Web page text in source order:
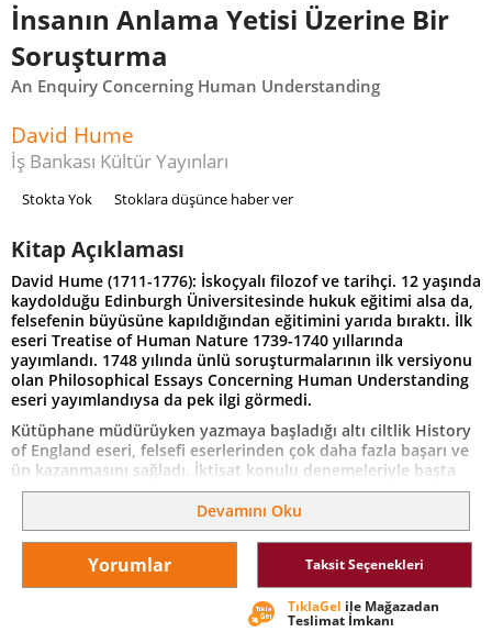
İnsanın Anlama Yetisi Üzerine Bir
Soruşturma
An Enquiry Concerning Human Understanding
David Hume
İş Bankası Kültür Yayınları
Stokta Yok Stoklara düşünce haber ver
Kitap Açıklaması
David Hume (1711-1776): İskoçyalı filozof ve tarihçi. 12 yaşında
kaydolduğu Edinburgh Üniversitesinde hukuk eğitimi alsa da,
felsefenin büyüsüne kapıldığından eğitimini yarıda bıraktı. İlk
eseri Treatise of Human Nature 1739-1740 yıllarında
yayımlandı. 1748 yılında ünlü soruşturmalarının ilk versiyonu
olan Philosophical Essays Concerning Human Understanding
eseri yayımlandıysa da pek ilgi görmedi.
Kütüphane müdürüyken yazmaya başladığı altı ciltlik History
of England eseri, felsefi eserlerinden çok daha fazla başarı ve
ün kazanmasını sağladı. İktisat konulu denemeleriyle başta
yakın dostu Adam Smith olmak üzere liberal iktisatçılar
üzerinde de etkili oldu. David Hume, Locke’un ampirizmine,
Berkeley’in idealizmine dayanan felsefesiyle, başta Kant olmak
üzere kendinden sonraki pek çok filozofu etkilemiştir.
eserinde incelediği konuların keskin ve açık bir özetini yaptığı,
fikirlerin kökeninden özgür iradeye, nedensellik ilkesine dair
Devamını Oku
Yorumlar Taksit Seçenekleri
TıklaGel ile Mağazadan
Teslimat İmkanı